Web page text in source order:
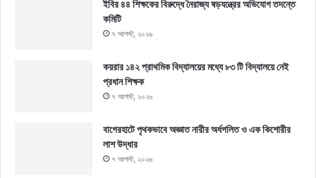
ইবির ৪৪ শিক্ষকের বিরুদ্ধে নৈরাজ্য ষড়যন্ত্রের অভিযোগ তদন্তে
কমিটি
৭ আগস্ট, ২০২৬
কয়রার ১৪২ প্রাথমিক বিদ্যালয়ের মধ্যে ৮৩ টি বিদ্যালয়ে নেই
প্রধান শিক্ষক
৭ আগস্ট, ২০২৬
বাগেরহাটে পৃথকভাবে অজ্ঞাত নারীর অর্ধগলিত ও এক কিশোরীর
লাশ উদ্ধার
৭ আগস্ট, ২০২৬